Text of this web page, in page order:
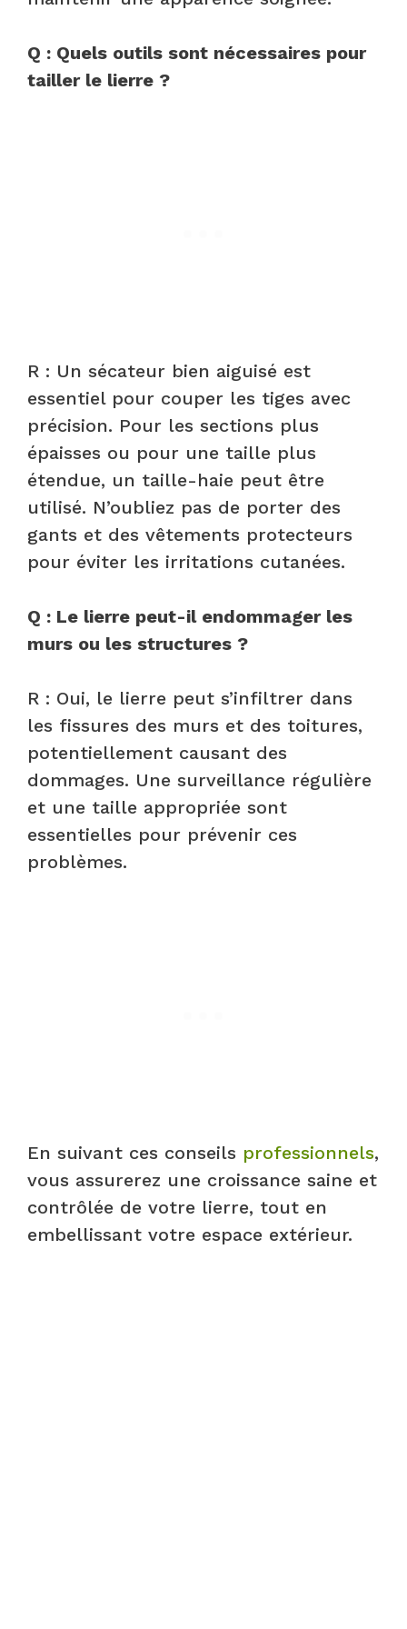
Q : Quels outils sont nécessaires pour
tailler le lierre ?
R : Un sécateur bien aiguisé est
essentiel pour couper les tiges avec
précision. Pour les sections plus
épaisses ou pour une taille plus
étendue, un taille-haie peut être
utilisé. N’oubliez pas de porter des
gants et des vêtements protecteurs
pour éviter les irritations cutanées.
Q : Le lierre peut-il endommager les
murs ou les structures ?
R : Oui, le lierre peut s’infiltrer dans
les fissures des murs et des toitures,
potentiellement causant des
dommages. Une surveillance régulière
et une taille appropriée sont
essentielles pour prévenir ces
problèmes.
En suivant ces conseils professionnels,
vous assurerez une croissance saine et
contrôlée de votre lierre, tout en
embellissant votre espace extérieur.